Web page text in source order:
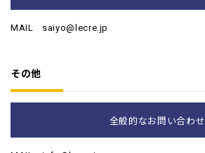
MAIL saiyo@lecre.jp
その他
全般的なお問い合わせ